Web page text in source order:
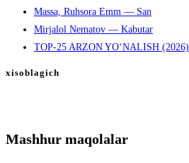
Massa, Ruhsora Emm — San
Mirjalol Nematov — Kabutar
TOP-25 ARZON YO‘NALISH (2026)
xisoblagich
Mashhur maqolalar